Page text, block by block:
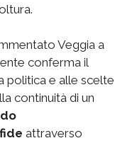
Veggia a
conferma il
politica e alle scelte
continuità di un
attraverso